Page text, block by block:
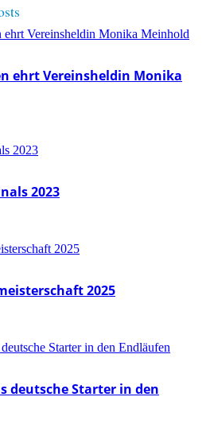
ehrt Vereinsheldin Monika
2023
2025
deutsche Starter in den